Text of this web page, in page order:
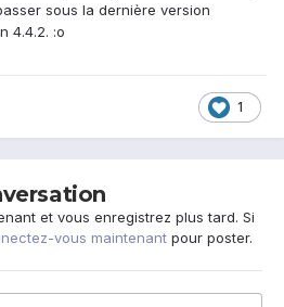
sous la dernière version
4.4.2. :o
1
et vous enregistrez plus tard. Si
vous maintenant pour poster.